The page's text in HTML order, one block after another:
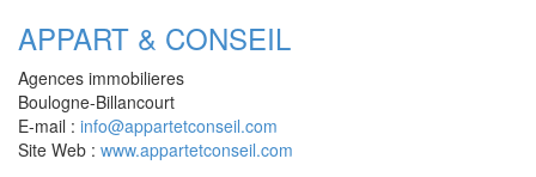
APPART & CONSEIL
Agences immobilieres
Boulogne-Billancourt
E-mail : info@appartetconseil.com
Site Web : www.appartetconseil.com